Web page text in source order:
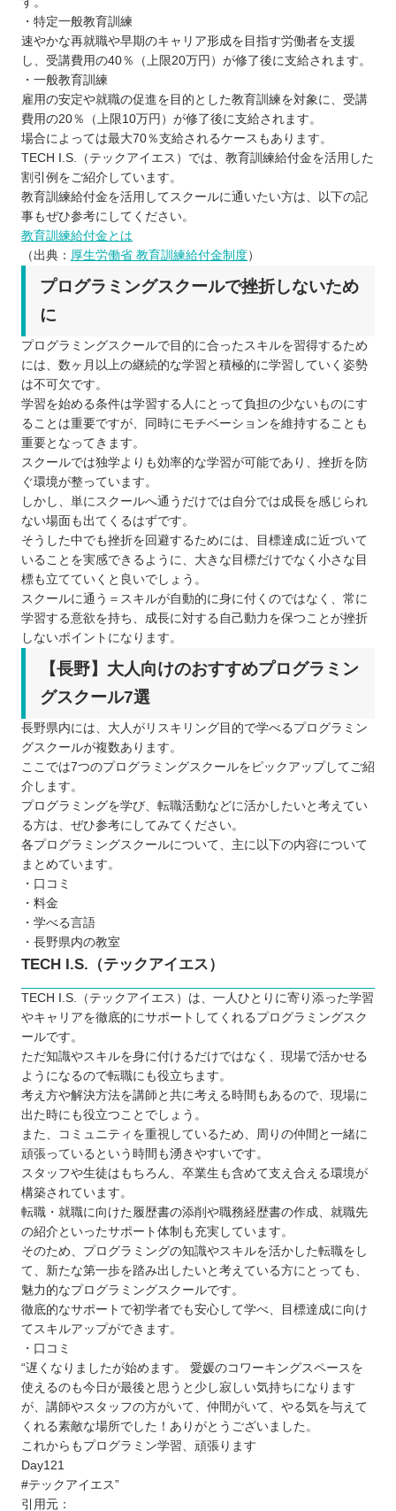
・特定一般教育訓練
速やかな再就職や早期のキャリア形成を目指す労働者を支援
し、受講費用の40％（上限20万円）が修了後に支給されます。
・一般教育訓練
雇用の安定や就職の促進を目的とした教育訓練を対象に、受講
費用の20％（上限10万円）が修了後に支給されます。
場合によっては最大70％支給されるケースもあります。
TECH I.S.（テックアイエス）では、教育訓練給付金を活用した
割引例をご紹介しています。
教育訓練給付金を活用してスクールに通いたい方は、以下の記
事もぜひ参考にしてください。
教育訓練給付金とは
（出典： 厚生労働省 教育訓練給付金制度）
プログラミングスクールで挫折しないため
に
プログラミングスクールで目的に合ったスキルを習得するため
には、数ヶ月以上の継続的な学習と積極的に学習していく姿勢
は不可欠です。
学習を始める条件は学習する人にとって負担の少ないものにす
ることは重要ですが、同時にモチベーションを維持することも
重要となってきます。
スクールでは独学よりも効率的な学習が可能であり、挫折を防
ぐ環境が整っています。
しかし、単にスクールへ通うだけでは自分では成長を感じられ
ない場面も出てくるはずです。
そうした中でも挫折を回避するためには、目標達成に近づいて
いることを実感できるように、大きな目標だけでなく小さな目
標も立てていくと良いでしょう。
スクールに通う＝スキルが自動的に身に付くのではなく、常に
学習する意欲を持ち、成長に対する自己動力を保つことが挫折
しないポイントになります。
【長野】大人向けのおすすめプログラミン
グスクール7選
長野県内には、大人がリスキリング目的で学べるプログラミン
グスクールが複数あります。
ここでは7つのプログラミングスクールをピックアップしてご紹
介します。
プログラミングを学び、転職活動などに活かしたいと考えてい
る方は、ぜひ参考にしてみてください。
各プログラミングスクールについて、主に以下の内容について
まとめています。
・口コミ
・料金
・学べる言語
・長野県内の教室
TECH I.S.（テックアイエス）
TECH I.S.（テックアイエス）は、一人ひとりに寄り添った学習
やキャリアを徹底的にサポートしてくれるプログラミングスク
ールです。
ただ知識やスキルを身に付けるだけではなく、現場で活かせる
ようになるので転職にも役立ちます。
考え方や解決方法を講師と共に考える時間もあるので、現場に
出た時にも役立つことでしょう。
また、コミュニティを重視しているため、周りの仲間と一緒に
頑張っているという時間も湧きやすいです。
スタッフや生徒はもちろん、卒業生も含めて支え合える環境が
構築されています。
転職・就職に向けた履歴書の添削や職務経歴書の作成、就職先
の紹介といったサポート体制も充実しています。
そのため、プログラミングの知識やスキルを活かした転職をし
て、新たな第一歩を踏み出したいと考えている方にとっても、
魅力的なプログラミングスクールです。
徹底的なサポートで初学者でも安心して学べ、目標達成に向け
てスキルアップができます。
・口コミ
“遅くなりましたが始めます。 愛媛のコワーキングスペースを
使えるのも今日が最後と思うと少し寂しい気持ちになります
が、講師やスタッフの方がいて、仲間がいて、やる気を与えて
くれる素敵な場所でした！ありがとうございました。
これからもプログラミン学習、頑張ります
Day121
#テックアイエス”
引用元：